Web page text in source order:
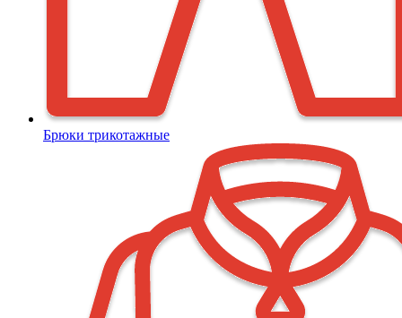
Брюки трикотажные